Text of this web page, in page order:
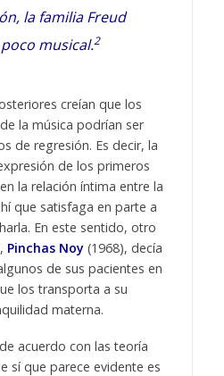
la familia Freud
musical.2
creían que los
la música podrían ser
de regresión. Es decir, la
de los primeros
la relación íntima entre la
que satisfaga en parte a
En este sentido, otro
Pinchas Noy(1968), decía
de sus pacientes en
los transporta a su
materna.
acuerdo con las teoría
sí que parece evidente es